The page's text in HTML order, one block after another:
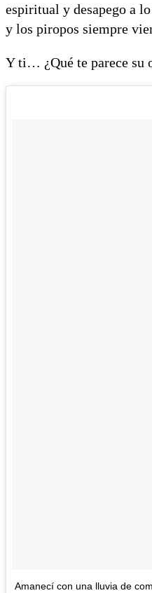
espiritual y desapego a
y los piropos siempre
Y ti… ¿Qué te parece su
Amanecí con una lluvia de